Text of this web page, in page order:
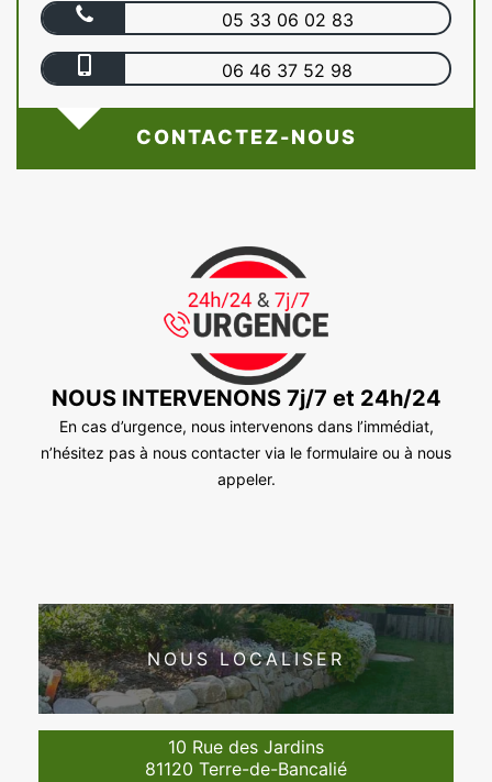
05 33 06 02 83
06 46 37 52 98
CONTACTEZ-NOUS
NOUS INTERVENONS 7j/7 et 24h/24
En cas d’urgence, nous intervenons dans l’immédiat,
n’hésitez pas à nous contacter via le formulaire ou à nous
appeler.
NOUS LOCALISER
10 Rue des Jardins
81120 Terre-de-Bancalié